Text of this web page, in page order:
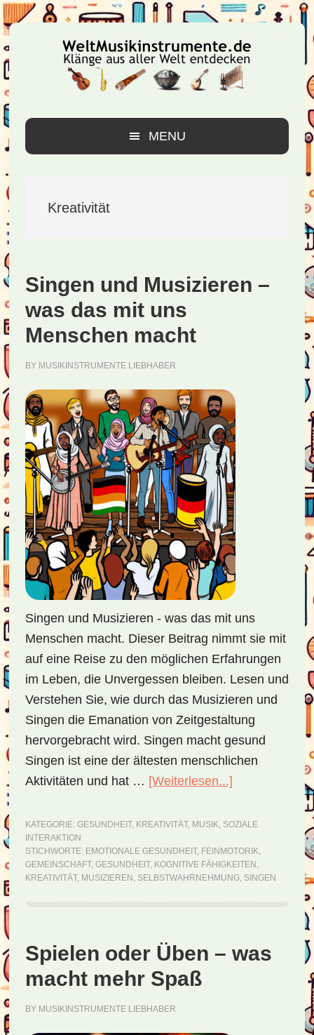
Zur
Hauptnavigation
springen
Zum
Inhalt
springen
Zur
Seitenspalte
springen
MENU
Kreativität
Singen und Musizieren –
was das mit uns
Menschen macht
BY MUSIKINSTRUMENTE LIEBHABER
Singen und Musizieren - was das mit uns
Menschen macht. Dieser Beitrag nimmt sie mit
auf eine Reise zu den möglichen Erfahrungen
im Leben, die Unvergessen bleiben. Lesen und
Verstehen Sie, wie durch das Musizieren und
Singen die Emanation von Zeitgestaltung
hervorgebracht wird. Singen macht gesund
Singen ist eine der ältesten menschlichen
Aktivitäten und hat … [Weiterlesen...]
Musizieren
was
das
mit
macht
KATEGORIE: GESUNDHEIT, KREATIVITÄT, MUSIK, SOZIALE
INTERAKTION
STICHWORTE: EMOTIONALE GESUNDHEIT, FEINMOTORIK,
GEMEINSCHAFT, GESUNDHEIT, KOGNITIVE FÄHIGKEITEN ,
KREATIVITÄT, MUSIZIEREN , SELBSTWAHRNEHMUNG, SINGEN
Spielen oder Üben – was
macht mehr Spaß
BY MUSIKINSTRUMENTE LIEBHABER